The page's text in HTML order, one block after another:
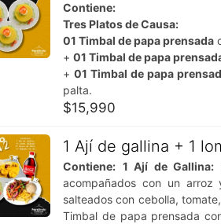
Contiene:
Tres Platos de Causa:
01 Timbal de papa prensada
+ 01 Timbal de papa
+ 01 Timbal de papa
palta.
$15,990
1 Ají de gallina + 1
Contiene: 1 Ají de Gallina:
acompañados con un
salteados con cebolla,
Timbal de papa prensada